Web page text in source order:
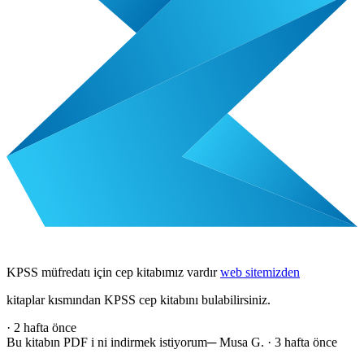
KPSS müfredatı için cep kitabımız vardırweb sitemizden
kitaplar kısmından KPSS cep kitabını bulabilirsiniz.
· 2 hafta önce
Bu kitabın PDF i ni indirmek istiyorum─Musa G. · 3 hafta önce